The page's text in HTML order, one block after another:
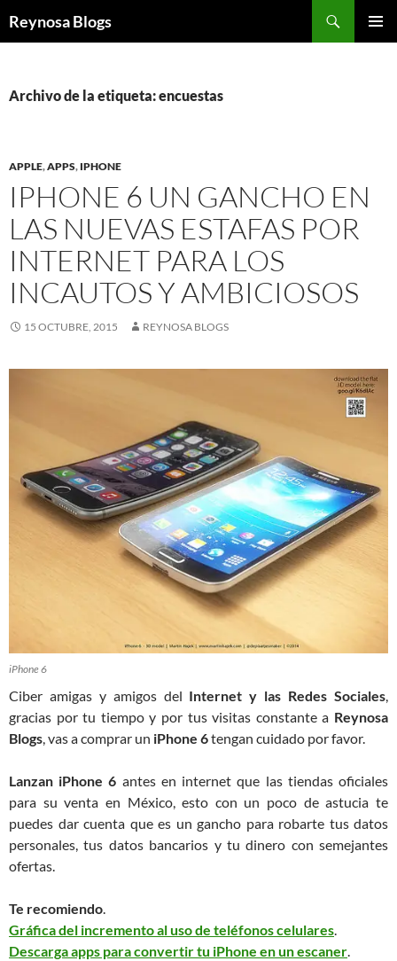
Reynosa Blogs
Archivo de la etiqueta: encuestas
APPLE,APPS, IPHONE
IPHONE 6 UN GANCHO EN
LAS NUEVAS ESTAFAS POR
INTERNET PARA LOS
INCAUTOS Y AMBICIOSOS
15 OCTUBRE, 2015 REYNOSA BLOGS
iPhone 6
Ciber amigas y amigos del Internet y las Redes Sociales,
gracias por tu tiempo y por tus visitas constante a Reynosa
Blogs, vas a comprar un iPhone 6tengan cuidado por favor.
Lanzan iPhone 6 antes en internet que las tiendas oficiales
para su venta en México, esto con un poco de astucia te
puedes dar cuenta que es un gancho para robarte tus datos
personales, tus datos bancarios y tu dinero con semejantes
ofertas.
Te recomiendo.
Gráfica del incremento al uso de teléfonos celulares.
Descarga apps para convertir tu iPhone en un escaner.